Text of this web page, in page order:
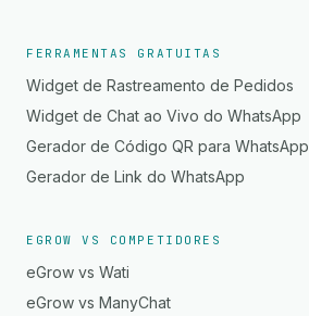
FERRAMENTAS GRATUITAS
Widget de Rastreamento de Pedidos
Widget de Chat ao Vivo do WhatsApp
Gerador de Código QR para WhatsApp
Gerador de Link do WhatsApp
EGROW VS COMPETIDORES
eGrow vs Wati
eGrow vs ManyChat